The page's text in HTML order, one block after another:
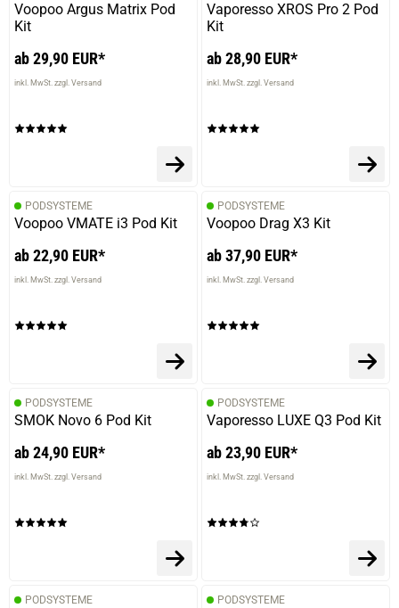
Voopoo Argus Matrix Pod
Kit
ab 29,90 EUR*
inkl. MwSt. zzgl. Versand
Vaporesso XROS Pro 2 Pod
Kit
ab 28,90 EUR*
inkl. MwSt. zzgl. Versand
PODSYSTEME
Voopoo VMATE i3 Pod Kit
ab 22,90 EUR*
inkl. MwSt. zzgl. Versand
PODSYSTEME
Voopoo Drag X3 Kit
ab 37,90 EUR*
inkl. MwSt. zzgl. Versand
PODSYSTEME
SMOK Novo 6 Pod Kit
ab 24,90 EUR*
inkl. MwSt. zzgl. Versand
PODSYSTEME
Vaporesso LUXE Q3 Pod Kit
ab 23,90 EUR*
inkl. MwSt. zzgl. Versand
PODSYSTEME PODSYSTEME